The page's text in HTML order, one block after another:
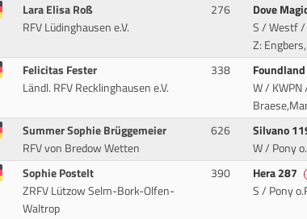
Lara Elisa Roß
RFV Lüdinghausen e.V.
276 Dove
S / Westf
Z:
Felicitas Fester
Ländl. RFV Recklinghausen e.V.
338 Foundland
W /
Summer Sophie Brüggemeier
RFV von Bredow Wetten
626 Silvano
W / Pony
Sophie Postelt
ZRFV Lützow Selm-Bork-Olfen-
Waltrop
390 Hera 287
S / Pony